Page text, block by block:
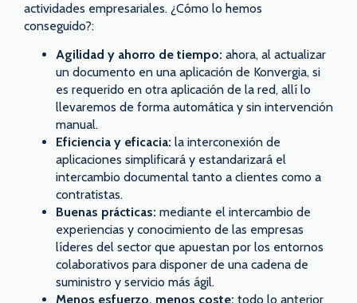
actividades empresariales. ¿Cómo lo hemos
conseguido?:
Agilidad y ahorro de tiempo: ahora, al actualizar
un documento en una aplicación de Konvergia, si
es requerido en otra aplicación de la red, allí lo
llevaremos de forma automática y sin intervención
manual.
Eficiencia y eficacia: la interconexión de
aplicaciones simplificará y estandarizará el
intercambio documental tanto a clientes como a
contratistas.
Buenas prácticas: mediante el intercambio de
experiencias y conocimiento de las empresas
líderes del sector que apuestan por los entornos
colaborativos para disponer de una cadena de
suministro y servicio más ágil.
Menos esfuerzo, menos coste: todo lo anterior